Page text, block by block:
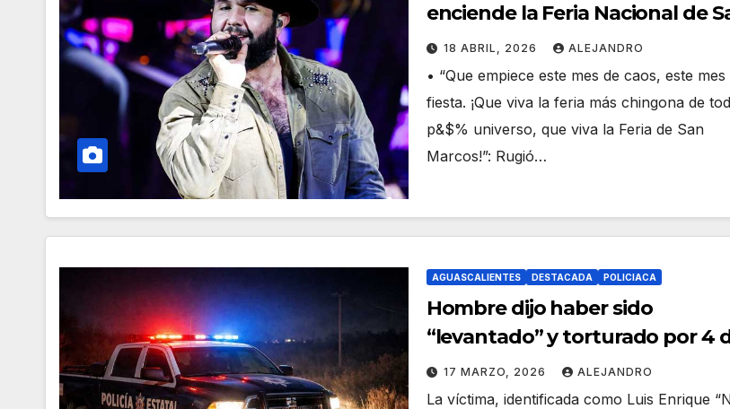
enciende la Feria Nacional de
Marcos 2026 desde la primera
noche!
18 ABRIL, 2026 ALEJANDRO
• “Que empiece este mes de caos, este mes
fiesta. ¡Que viva la feria más chingona de
p&$% universo, que viva la Feria de San
Marcos!”: Rugió…
AGUASCALIENTES DESTACADA POLICIACA
Hombre dijo haber sido
“levantado” y torturado por 4
es auxiliado por Estatales en
Rincón de Romos
17 MARZO, 2026 ALEJANDRO
La víctima, identificada como Luis Enrique